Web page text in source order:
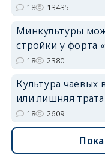
18 13435
Минкультуры
стройки у форта
18 2380
Культура чаевых
или лишняя
18 2609